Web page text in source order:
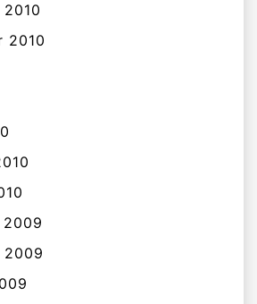
2010
2009
2009